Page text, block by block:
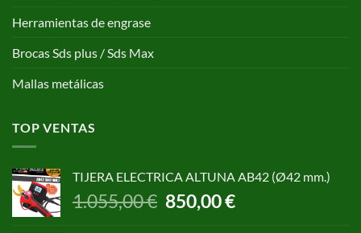
Herramientas de engrase
Brocas Sds plus / Sds Max
Mallas metálicas
TOP VENTAS
TIJERA ELECTRICA ALTUNA AB42 (Ø42 mm.)
1.055,00€ El
precio
850,00€El